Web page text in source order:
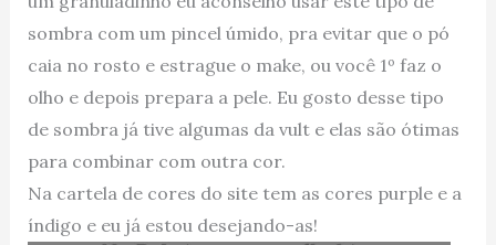
sombra com um pincel úmido, pra evitar que o pó
caia no rosto e estrague o make, ou você 1º faz o
olho e depois prepara a pele. Eu gosto desse tipo
de sombra já tive algumas da vult e elas são ótimas
para combinar com outra cor.
Na cartela de cores do site tem as cores purple e a
índigo e eu já estou desejando-as!